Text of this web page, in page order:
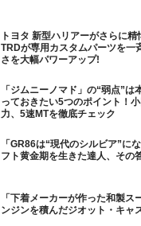
トヨタ 新型ハリアーがさらに
TRDが専用カスタムパーツを一
さを大幅パワーアップ!
「ジムニーノマド」の“弱点”は
っておきたい5つのポイント！
力、5速MTを徹底チェック
「GR86は“現代のシルビア”に
フト黄金期を生きた達人、その
「下着メーカーが作った和製ス
ンジンを積んだジオット・キャ